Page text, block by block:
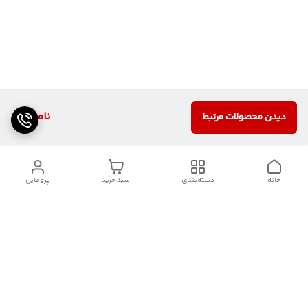
ناموجود دیدن محصولات مرتبط
پروفایل سبد خرید دسته‌بندی خانه